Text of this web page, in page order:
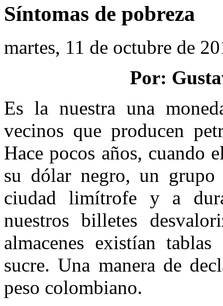
Síntomas de pobreza
martes, 11 de octubre de
Por:
Es la nuestra una
vecinos que producen
Hace pocos años, cuando
su dólar negro, un grupo
ciudad limítrofe y a
nuestros billetes
almacenes existían
sucre. Una manera de
peso colombiano.